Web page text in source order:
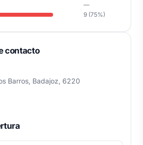
—
9 (75%)
contacto
Barros, Badajoz, 6220